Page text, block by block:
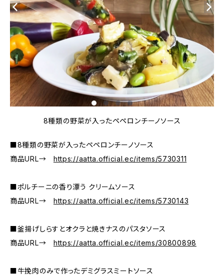
8種類の野菜が入ったペペロンチーノソース
■8種類の野菜が入ったペペロンチーノソース
商品URL→ https://aatta.official.ec/items/5730311
■ポルチーニの香り漂う クリームソース
商品URL→ https://aatta.official.ec/items/5730143
■釜揚げしらすとオクラと焼きナスのパスタソース
商品URL→ https://aatta.official.ec/items/30800898
■牛挽肉のみで作ったデミグラスミートソース